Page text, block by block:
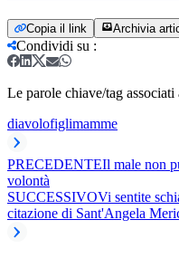
Copia il link Archivia
Condividi su :
Le parole chiave/tag associati
diavolofiglimamme
PRECEDENTEIl male non
volontà
SUCCESSIVOVi sentite
citazione di Sant'Angela